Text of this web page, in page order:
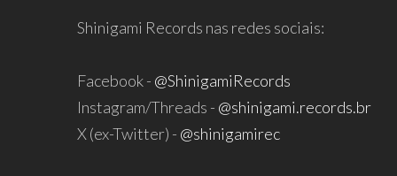
Shinigami Records nas redes sociais:
Facebook - @ShinigamiRecords
Instagram/Threads - @shinigami.records.br
X (ex-Twitter) - @shinigamirec